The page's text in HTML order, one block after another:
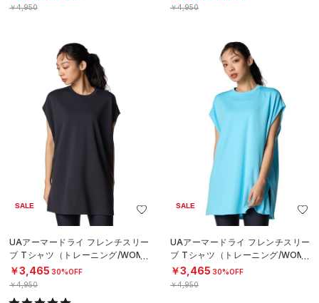
￥4,950
￥4,950
SALE
UAアーマードライ フレンチスリー
ブ Tシャツ（トレーニング/WOME
N）
￥3,465 30%OFF
￥4,950
SALE
UAアーマードライ フレンチスリー
ブ Tシャツ（トレーニング/WOME
N）
￥3,465 30%OFF
￥4,950